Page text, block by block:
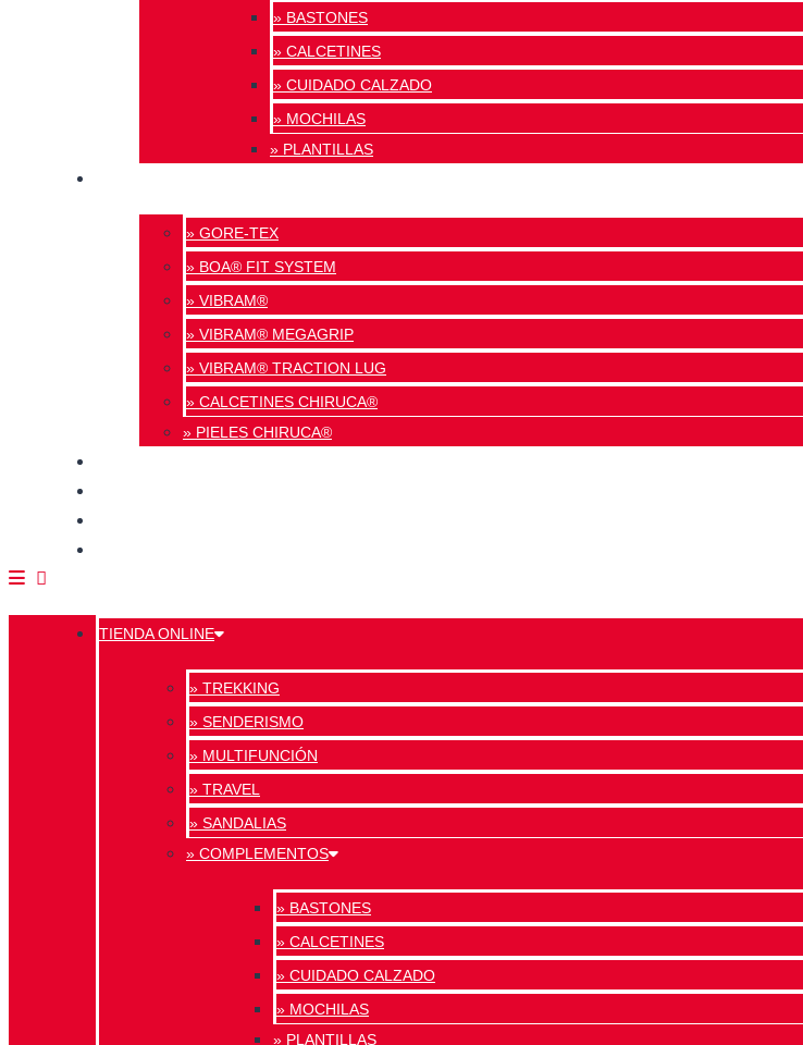
» BASTONES
» CALCETINES
» CUIDADO CALZADO
» MOCHILAS
» PLANTILLAS
» GORE-TEX
» BOA® FIT SYSTEM
» VIBRAM®
» VIBRAM® MEGAGRIP
» VIBRAM® TRACTION LUG
» CALCETINES CHIRUCA®
» PIELES CHIRUCA®
TIENDA ONLINE
» TREKKING
» SENDERISMO
» MULTIFUNCIÓN
» TRAVEL
» SANDALIAS
» COMPLEMENTOS
» BASTONES
» CALCETINES
» CUIDADO CALZADO
» MOCHILAS
» PLANTILLAS